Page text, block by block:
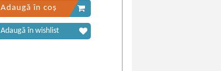
Adaugă în coș
Adaugă în wishlist